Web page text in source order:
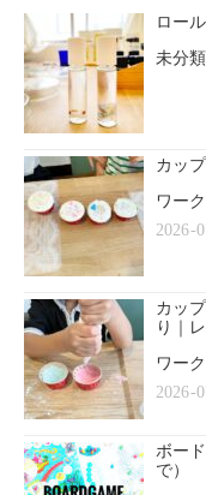
ロー
未分類
カッ
ワー
2026-
カッ
り｜
ワー
2026-
ボー
で）